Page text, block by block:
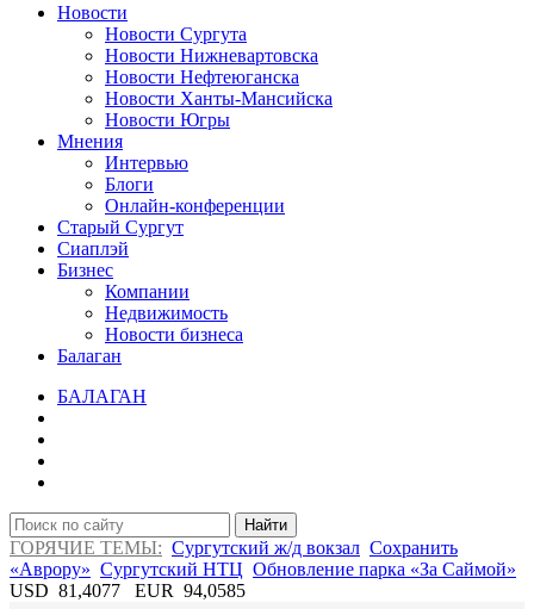
Новости
Новости Сургута
Новости Нижневартовска
Новости Нефтеюганска
Новости Ханты-Мансийска
Новости Югры
Мнения
Интервью
Блоги
Онлайн-конференции
Старый Сургут
Сиаплэй
Бизнес
Компании
Недвижимость
Новости бизнеса
Балаган
БАЛАГАН
Найти
ГОРЯЧИЕ ТЕМЫ: Сургутский ж/д вокзал Сохранить
«Аврору» Сургутский НТЦ Обновление парка «За Саймой»
USD 81,4077 EUR 94,0585